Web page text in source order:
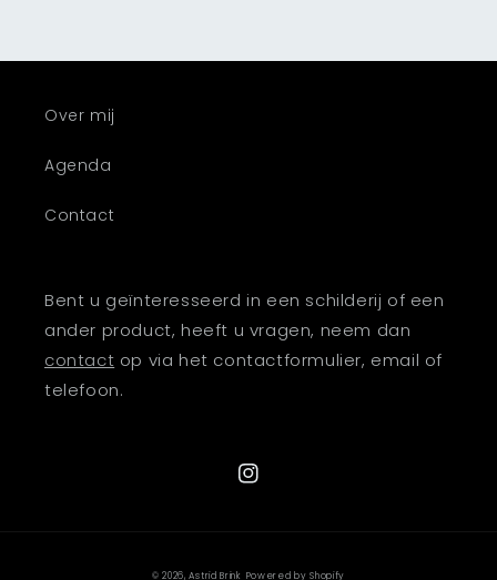
Over mij
Agenda
Contact
Bent u geïnteresseerd in een schilderij of een
ander product, heeft u vragen, neem dan
contact op via het contactformulier, email of
telefoon.
Instagram
© 2026,Astrid Brink Powered by Shopify